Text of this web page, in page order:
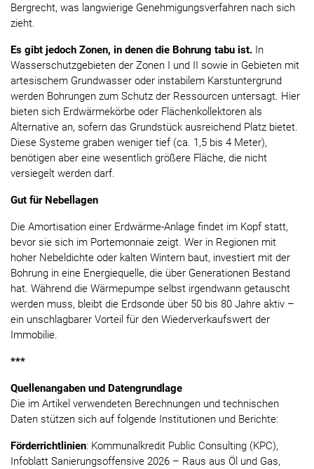
Bergrecht, was langwierige Genehmigungsverfahren nach sich
zieht.
Es gibt jedoch Zonen, in denen die Bohrung tabu ist. In
Wasserschutzgebieten der Zonen I und II sowie in Gebieten mit
artesischem Grundwasser oder instabilem Karstuntergrund
werden Bohrungen zum Schutz der Ressourcen untersagt. Hier
bieten sich Erdwärmekörbe oder Flächenkollektoren als
Alternative an, sofern das Grundstück ausreichend Platz bietet.
Diese Systeme graben weniger tief (ca. 1,5 bis 4 Meter),
benötigen aber eine wesentlich größere Fläche, die nicht
versiegelt werden darf.
Gut für Nebellagen
Die Amortisation einer Erdwärme-Anlage findet im Kopf statt,
bevor sie sich im Portemonnaie zeigt. Wer in Regionen mit
hoher Nebeldichte oder kalten Wintern baut, investiert mit der
Bohrung in eine Energiequelle, die über Generationen Bestand
hat. Während die Wärmepumpe selbst irgendwann getauscht
werden muss, bleibt die Erdsonde über 50 bis 80 Jahre aktiv –
ein unschlagbarer Vorteil für den Wiederverkaufswert der
Immobilie.
***
Quellenangaben und Datengrundlage
Die im Artikel verwendeten Berechnungen und technischen
Daten stützen sich auf folgende Institutionen und Berichte:
Förderrichtlinien: Kommunalkredit Public Consulting (KPC),
Infoblatt Sanierungsoffensive 2026 – Raus aus Öl und Gas,